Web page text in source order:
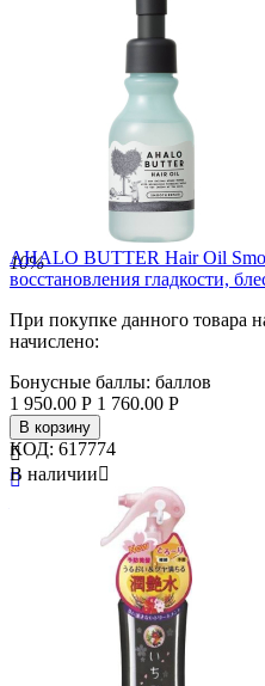
10%
AHALO BUTTER Hair Oil
восстановления гладкости,
При покупке данного товара
начислено:
Бонусные баллы: баллов
1 950.00 Р 1 760.00 Р
В корзину


Ahalo Butter Вес/Объем/
КОД: 617774
В наличии